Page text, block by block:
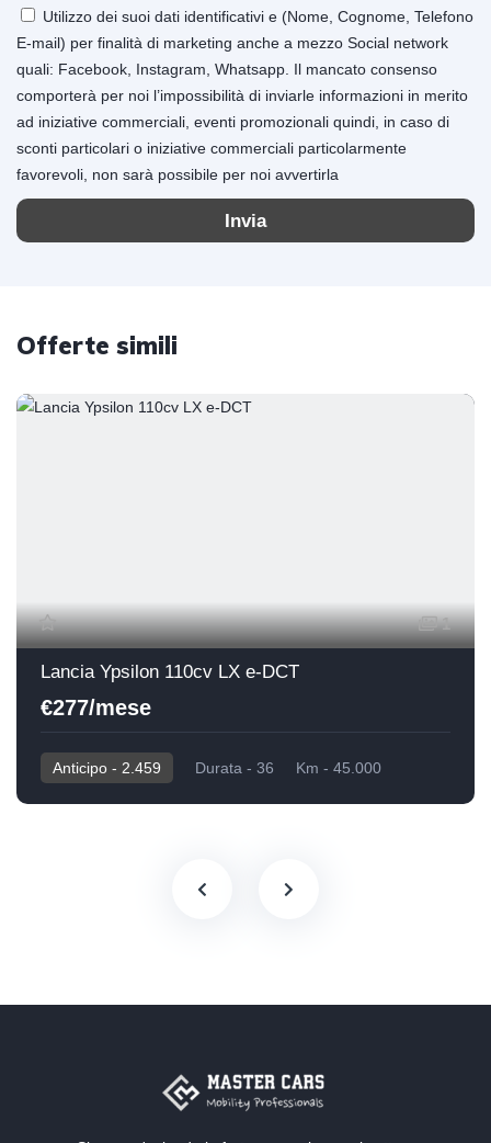
Utilizzo dei suoi dati identificativi e (Nome, Cognome, Telefono
E-mail) per finalità di marketing anche a mezzo Social network
quali: Facebook, Instagram, Whatsapp. Il mancato consenso
comporterà per noi l’impossibilità di inviarle informazioni in merito
ad iniziative commerciali, eventi promozionali quindi, in caso di
sconti particolari o iniziative commerciali particolarmente
favorevoli, non sarà possibile per noi avvertirla
Invia
Offerte simili
1
Lancia Ypsilon 110cv LX e-DCT
€277/mese
Anticipo - 2.459 Durata - 36
Km - 45.000